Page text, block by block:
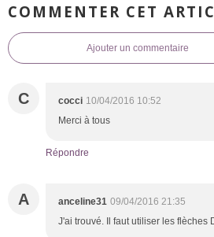
COMMENTER CET
Ajouter un commentaire
C cocci 10/04/2016 10:52
Merci à tous
Répondre
A anceline31 09/04/2016 21:35
J'ai trouvé. Il faut utiliser les flèches